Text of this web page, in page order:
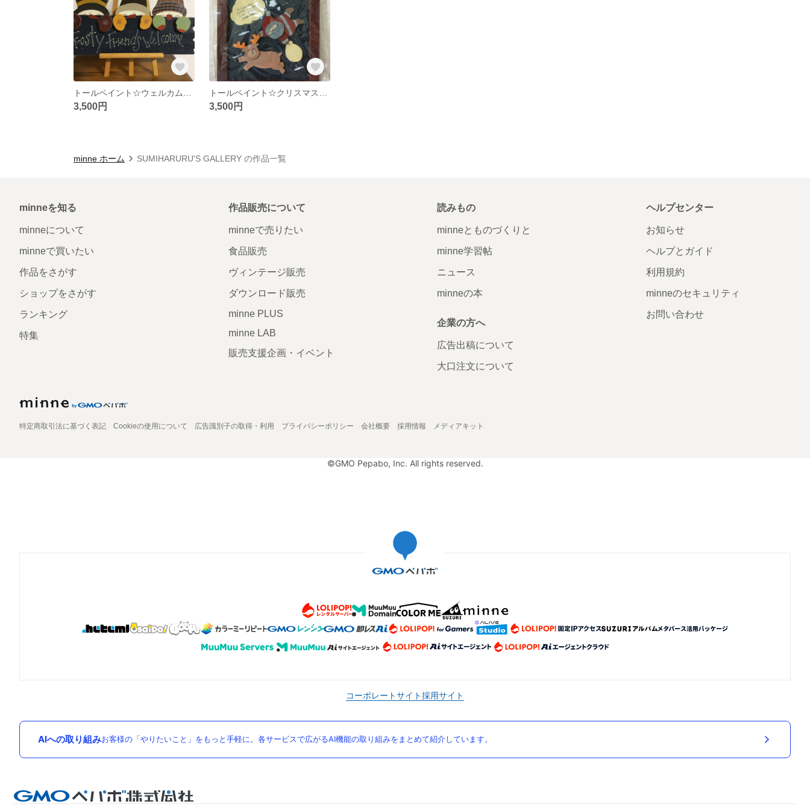
3,500円 3,500円
minne ホーム SUMIHARURU'S GALLERY の作品一覧
minneを知る
minneについて
minneで買いたい
作品をさがす
ショップをさがす
ランキング
特集
作品販売について
minneで売りたい
食品販売
ヴィンテージ販売
ダウンロード販売
minne PLUS
minne LAB
販売支援企画・イベント
読みもの
minneとものづくりと
minne学習帖
ニュース
minneの本
企業の方へ
広告出稿について
大口注文について
ヘルプセンター
お知らせ
ヘルプとガイド
利用規約
minneのセキュリティ
お問い合わせ
特定商取引法に基づく表記 Cookieの使用について 広告識別子の取得・利用 プライバシーポリシー 会社概要 採用情報 メディアキット
©GMO Pepabo, Inc. All rights reserved.
コーポレートサイト採用サイト
AIへの取り組みお客様の「やりたいこと」をもっと手軽に。各サービスで広がるAI機能の取り組みをまとめて紹介しています。